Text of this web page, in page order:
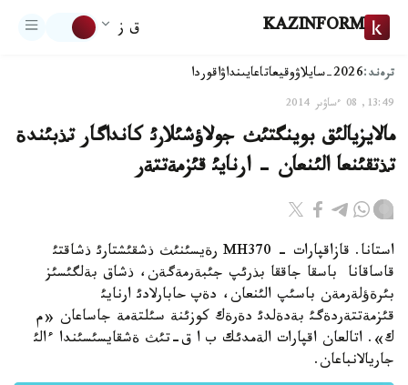
KAZINFORM ق ز
ترەند:2026-سايلاۋ وقيعاتاعايىنداۋاقوردا
13:49, 08 ءساۋىر 2014
مالايزيالئق بوينگتئث جولاؤشئلارئ كانداگار تذبئندة
تذتقئنعا الئنعان - ارنايئ قئزمةتتةر
استانا. قازاقپارات - MH370 رةيسئنئث ذشقئشتارئ ذشاقتئ
قاساقانا باسقا جاققا بذرئپ جئبةرمةگةن، ذشاق بةلگئسئز
بئرةؤلةرمةن باسئپ الئنعان، دةپ حابارلادئ ارنايئ
قئزمةتتةردةگئ بةدةلدئ دةرةك كوزئنة سئلتةمة جاساعان «م
ك». اتالعان اقپارات الةمدئك ب ا ق-تئث ةشقايسئسئندا ءالئ
جاريالانباعان.